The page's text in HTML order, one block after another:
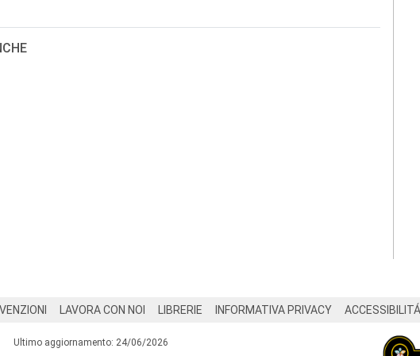
LAVORA CON NOI LIBRERIE INFORMATIVA PRIVACY ACCESSIBILITÁ
Ultimo aggiornamento: 24/06/2026